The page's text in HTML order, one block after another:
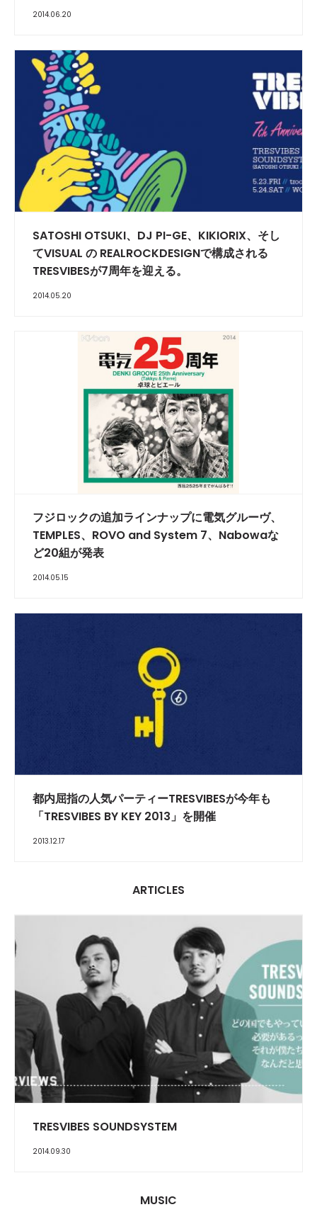
2014.06.20
SATOSHI OTSUKI、DJ PI-GE、KIKIORIX、そし
てVISUAL の REALROCKDESIGNで構成される
TRESVIBESが7周年を迎える。
2014.05.20
フジロックの追加ラインナップに電気グルーヴ、
TEMPLES、ROVO and System 7、Nabowaな
ど20組が発表
2014.05.15
都内屈指の人気パーティーTRESVIBESが今年も
「TRESVIBES BY KEY 2013」を開催
2013.12.17
ARTICLES
INTERVIEW
TRESVIBES SOUNDSYSTEM
2014.09.30
MUSIC